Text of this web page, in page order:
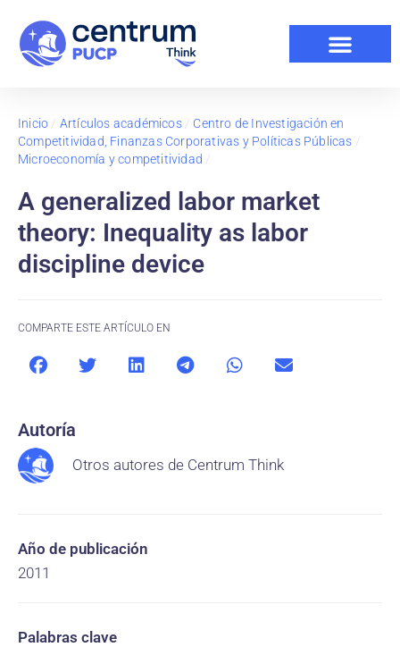
Inicio / Artículos académicos/ Centro de Investigación en
Competitividad, Finanzas Corporativas y Políticas Públicas /
Microeconomía y competitividad /
A generalized labor market
theory: Inequality as labor
discipline device
COMPARTE ESTE ARTÍCULO EN
Autoría
Otros autores de Centrum Think
Año de publicación
2011
Palabras clave